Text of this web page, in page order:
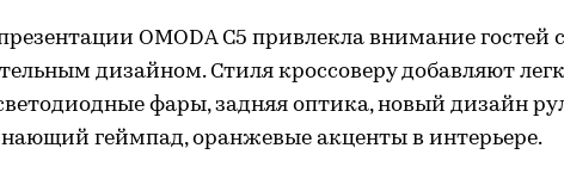
OMODA C5 привлекла внимание гостей
дизайном. Стиля кроссоверу добавляют
фары, задняя оптика, новый дизайн
геймпад, оранжевые акценты в интерьере.